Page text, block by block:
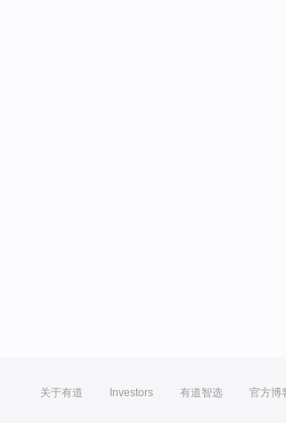
关于有道 Investors 有道智选 官方博